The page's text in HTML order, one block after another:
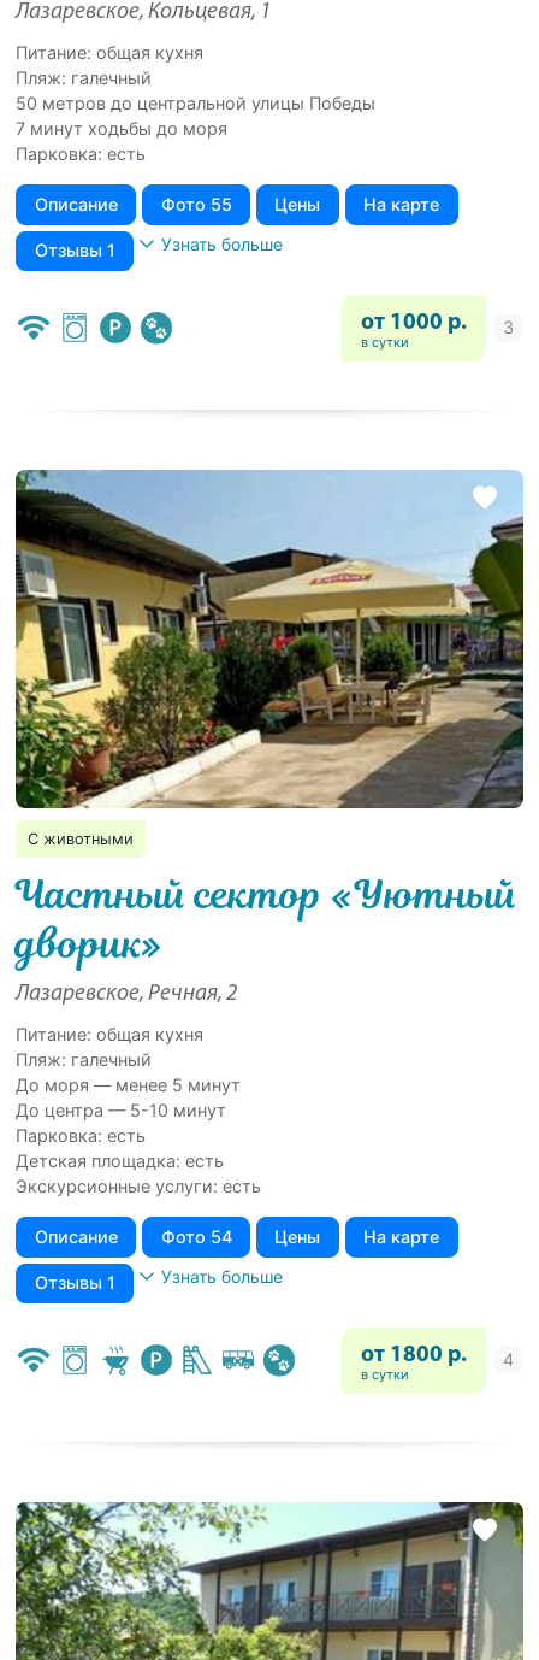
Лазаревское, Кольцевая, 1
Питание: общая кухня
Пляж: галечный
50 метров до центральной улицы Победы
7 минут ходьбы до моря
Парковка: есть
Описание Фото 55 Цены На карте
Отзывы 1 Узнать больше
от 1000 р.
в сутки
С животными
Частный сектор «Уютный
дворик»
Лазаревское, Речная, 2
Питание: общая кухня
Пляж: галечный
До моря — менее 5 минут
До центра — 5-10 минут
Парковка: есть
Детская площадка: есть
Экскурсионные услуги: есть
Описание Фото 54 Цены На карте
Отзывы 1 Узнать больше
от 1800 р.
в сутки